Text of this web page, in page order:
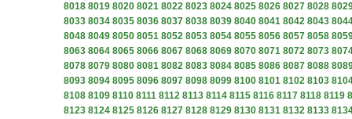
8018 8019 8020 8021 8022 8023 8024 8025 8026 8027 8028
8033 8034 8035 8036 8037 8038 8039 8040 8041 8042 8043
8048 8049 8050 8051 8052 8053 8054 8055 8056 8057 8058
8063 8064 8065 8066 8067 8068 8069 8070 8071 8072 8073
8078 8079 8080 8081 8082 8083 8084 8085 8086 8087 8088
8093 8094 8095 8096 8097 8098 8099 8100 8101 8102 8103
8108 8109 8110 8111 8112 8113 8114 8115 8116 8117 8118 8119
8123 8124 8125 8126 8127 8128 8129 8130 8131 8132 8133